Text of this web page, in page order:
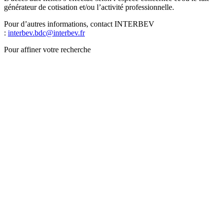
générateur de cotisation et/ou l’activité professionnelle.
Pour d’autres informations, contact INTERBEV
: interbev.bdc@interbev.fr
Pour affiner votre recherche